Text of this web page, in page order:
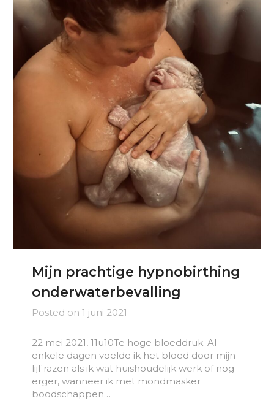
Mijn prachtige hypnobirthing
onderwaterbevalling
Posted on1 juni 2021
22 mei 2021, 11u10Te hoge bloeddruk. Al
enkele dagen voelde ik het bloed door mijn
lijf razen als ik wat huishoudelijk werk of nog
erger, wanneer ik met mondmasker
boodschappen…